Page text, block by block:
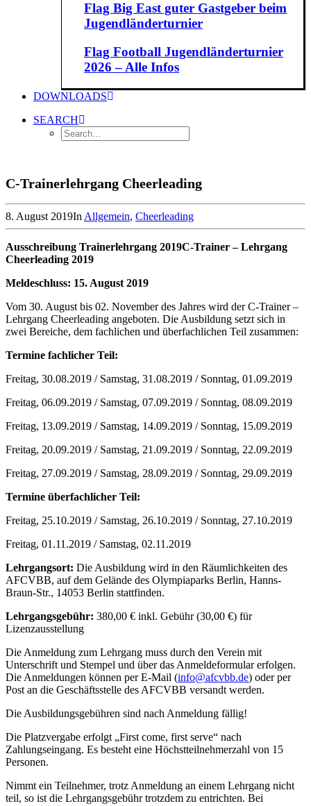
Flag Big East guter Gastgeber beim
Jugendländerturnier
Flag Football Jugendländerturnier
2026 – Alle Infos
DOWNLOADS
SEARCH
C-Trainerlehrgang Cheerleading
8. August 2019In Allgemein, Cheerleading
Ausschreibung Trainerlehrgang 2019C-Trainer – Lehrgang
Cheerleading 2019
Meldeschluss: 15. August 2019
Vom 30. August bis 02. November des Jahres wird der C-Trainer –
Lehrgang Cheerleading angeboten. Die Ausbildung setzt sich in
zwei Bereiche, dem fachlichen und überfachlichen Teil zusammen:
Termine fachlicher Teil:
Freitag, 30.08.2019 / Samstag, 31.08.2019 / Sonntag, 01.09.2019
Freitag, 06.09.2019 / Samstag, 07.09.2019 / Sonntag, 08.09.2019
Freitag, 13.09.2019 / Samstag, 14.09.2019 / Sonntag, 15.09.2019
Freitag, 20.09.2019 / Samstag, 21.09.2019 / Sonntag, 22.09.2019
Freitag, 27.09.2019 / Samstag, 28.09.2019 / Sonntag, 29.09.2019
Termine überfachlicher Teil:
Freitag, 25.10.2019 / Samstag, 26.10.2019 / Sonntag, 27.10.2019
Freitag, 01.11.2019 / Samstag, 02.11.2019
Lehrgangsort: Die Ausbildung wird in den Räumlichkeiten des
AFCVBB, auf dem Gelände des Olympiaparks Berlin, Hanns-
Braun-Str., 14053 Berlin stattfinden.
Lehrgangsgebühr: 380,00 € inkl. Gebühr (30,00 €) für
Lizenzausstellung
Die Anmeldung zum Lehrgang muss durch den Verein mit
Unterschrift und Stempel und über das Anmeldeformular erfolgen.
Die Anmeldungen können per E-Mail (info@afcvbb.de) oder per
Post an die Geschäftsstelle des AFCVBB versandt werden.
Die Ausbildungsgebühren sind nach Anmeldung fällig!
Die Platzvergabe erfolgt „First come, first serve“ nach
Zahlungseingang. Es besteht eine Höchstteilnehmerzahl von 15
Personen.
Nimmt ein Teilnehmer, trotz Anmeldung an einem Lehrgang nicht
teil, so ist die Lehrgangsgebühr trotzdem zu entrichten. Bei